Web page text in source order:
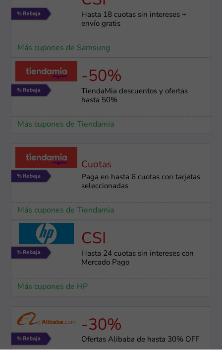
Hasta 18 cuotas sin intereses +
envío gratis
Más cupones de Samsung
-50%
TiendaMia descuentos y ofertas
hasta 50%
Más cupones de Tiendamia
Cuotas
Paga en hasta 6 cuotas con tarjetas
seleccionadas
Más cupones de Tiendamia
CSI
Hasta 24 cuotas sin intereses con
Mercado Pago
Más cupones de HP
-30%
Ofertas Alibaba de hasta 30% OFF